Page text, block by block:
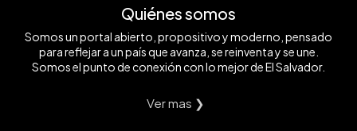
Quiénes somos
Somos un portal abierto, propositivo y moderno, pensado
para reflejar a un país que avanza, se reinventa y se une.
Somos el punto de conexión con lo mejor de El Salvador.
Ver mas ❯